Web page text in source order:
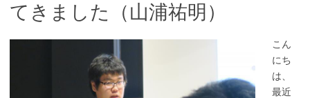
てきました（山浦祐明）
こん
にち
は、
最近